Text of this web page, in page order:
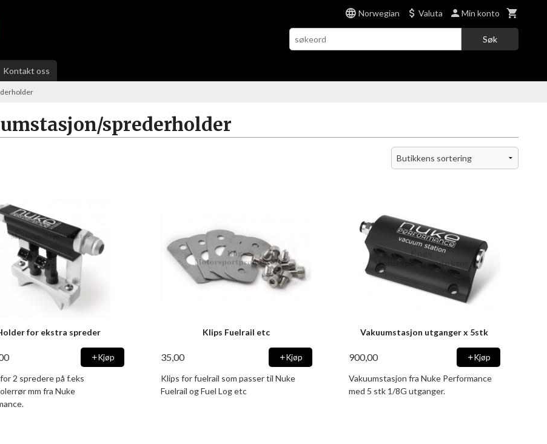
Norwegian Valuta Min konto
Søk
Kontakt oss
sprederholder
for ekstra spreder
Kjøp
2 spredere på f.eks
mm fra Nuke
Klips Fuelrail etc
35,00 Kjøp
Klips for fuelrail som passer til Nuke
Fuelrail og Fuel Log etc
Vakuumstasjon utganger x 5stk
900,00 Kjøp
Vakuumstasjon fra Nuke Performance
med 5 stk 1/8G utganger.